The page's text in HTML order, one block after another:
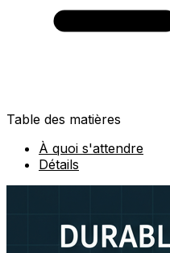
Table des matières
À quoi s'attendre
Détails